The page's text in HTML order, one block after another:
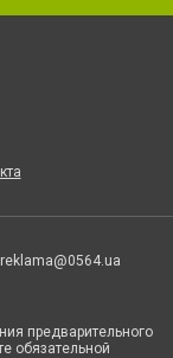
reklama@0564.ua
предварительного
обязательной